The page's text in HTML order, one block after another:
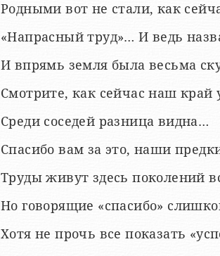
Родными вот не стали, как
«Напрасный труд»… И ведь
И впрямь земля была весьма
Смотрите, как сейчас наш край
Среди соседей разница видна…
Спасибо вам за это, наши
Труды живут здесь поколений
Но говорящие «спасибо»
Хотя не прочь все показать